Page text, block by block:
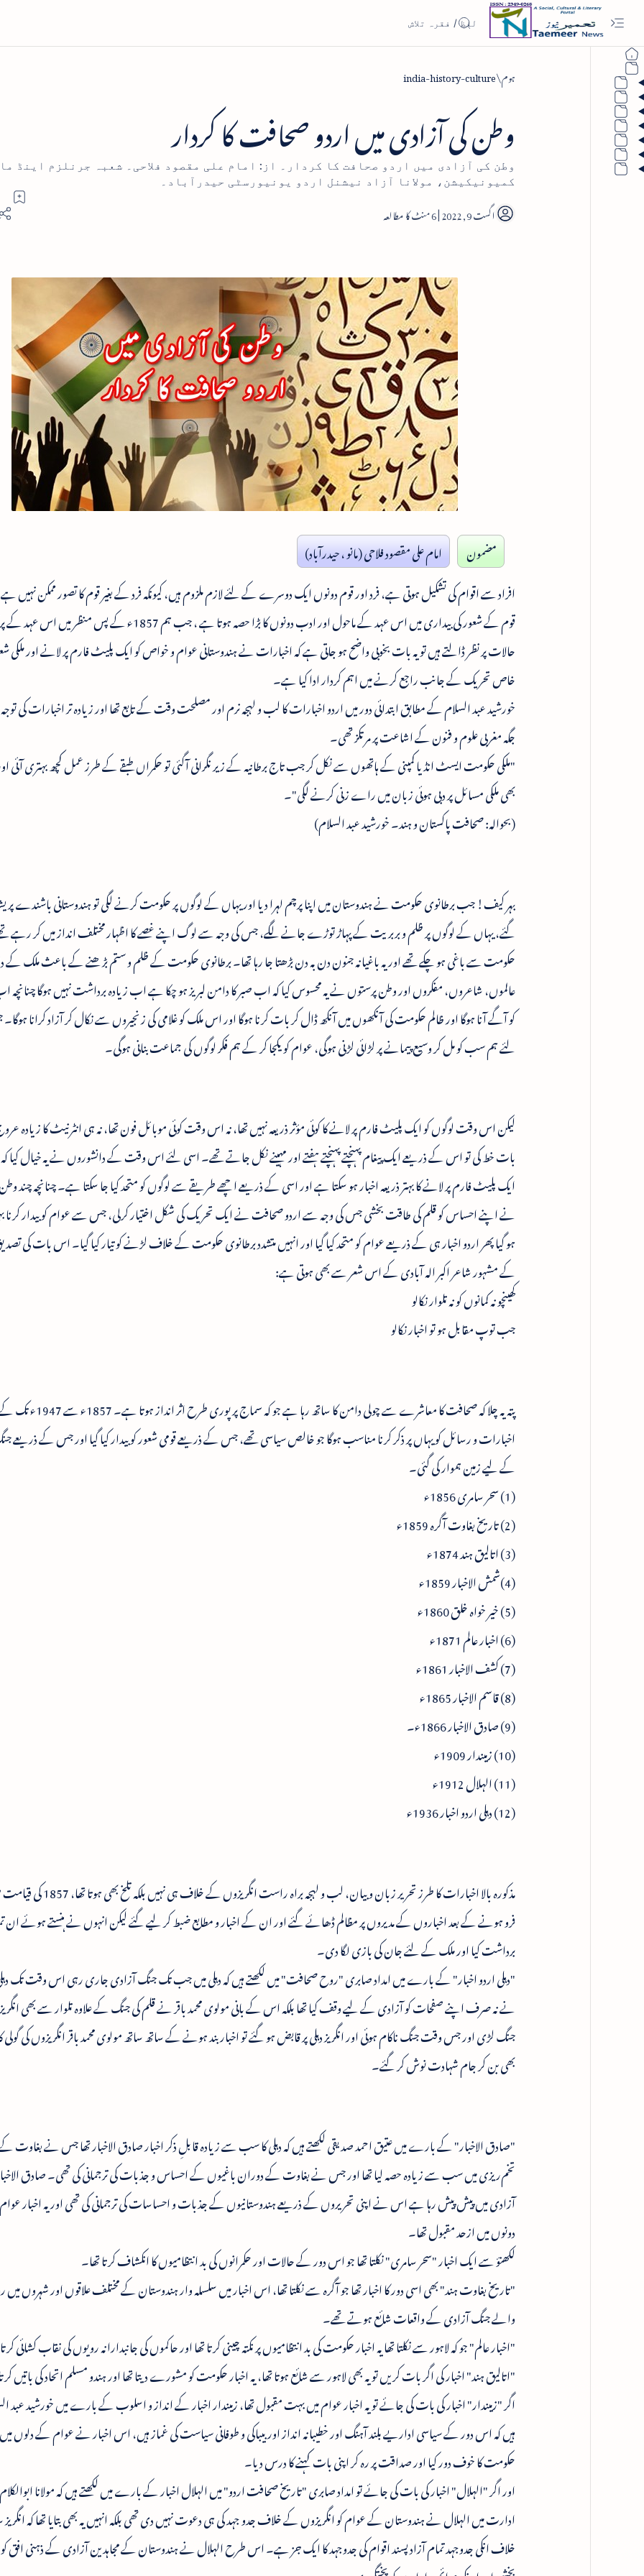
ہوم india-history-culture
وطن کی آزادی میں اردو صحافت کا کردار
وطن کی آزادی میں اردو صحافت کا کردار۔ از: امام علی مقصود فلاحی۔ شعبہ جرنلزم اینڈ
کمیونیکیشن، مولانا آزاد نیشنل اردو یونیورسٹی حیدرآباد۔
6
مضمون
امام علی مقصود فلاحی (مانو ، حیدرآباد)
افراد سے اقوام کی تشکیل ہوتی ہے، فرد اور قوم دونوں ایک دوسرے کے لئے لازم ملزوم ہیں، کیونکہ فرد کے بغیر قوم کا تصور ممکن نہیں
قوم کے شعور کی بیداری میں اس عہد کے ماحول اور ادب دونوں کا بڑا حصہ ہوتا ہے ، جب ہم 1857ء کے پس
حالات پر نظر ڈالتے ہیں تو یہ بات بخوبی واضح ہو جاتی ہے کہ اخبارات نے ہندوستانی عوام و خواص کو ایک پلیٹ فارم پر لانے اور ملکی
خاص تحریک کے جانب راجع کرنے میں اہم کردار ادا کیا ہے۔
خورشید عبد السلام کے مطابق ابتدائی دور میں اردو اخبارات کا لب و لہجہ نرم اور مصلحت وقت کے تابع تھا اور زیادہ تر اخبارات کی
جگہ مغربی علوم و فنون کے اشاعت پر مرتکز تھی۔
"ملکی حکومت ایسٹ انڈیا کمپنی کے ہاتھوں سے نکل کر جب تاج برطانیہ کے زیر نگرانی آگئی تو حکمراں طبقے کے طرز عمل کچھ بہتری آئی
بھی ملکی مسائل پر دبی ہوئی زبان میں راے زنی کرنے لگی"۔
(بحوالہ: صحافت پاکستان و ہند۔ خورشید عبد السلام)
بہر کیف! جب برطانوی حکومت نے ہندوستان میں اپنا پرچم لہرا دیا اور یہاں کے لوگوں پر حکومت کرنے لگی تو ہندوستانی باشندے
گئے، یہاں کے لوگوں پر ظلم و بربریت کے پہاڑ توڑے جانے لگے، جس کی وجہ سے لوگ اپنے غصے کا اظہار مختلف انداز میں کر رہے
حکومت سے باغی ہو چکے تھے‌ اور یہ باغیانہ جنون دن بہ دن بڑھتا جا رہا تھا۔ برطانوی حکومت کے ظلم و ستم بڑھنے کے باعث ملک کے
عالموں، شاعروں، مفکروں اور وطن پرستوں نے یہ محسوس کیا کہ اب صبر کا دامن لبریز ہو چکا ہے اب زیادہ برداشت نہیں ہوگا
کو آگے آنا ہوگا اور ظالم حکومت کی آنکھوں میں آنکھ ڈال کر بات کرنا ہوگا اور اس ملک کو غلامی کی زنجیروں سے نکال کر آزاد کرانا
لئے ہم سب کو مل کر وسیع پیمانے پر لڑائی لڑنی ہوگی، عوام کو یکجا کر کے ہم فکر لوگوں کی جماعت بنانی ہوگی۔
لیکن اس وقت لوگوں کو ایک پلیٹ فارم پر لانے کا کوئی مؤثر ذریعہ نہیں تھا، نہ اس وقت کوئی موبائل فون تھا، نہ ہی انٹرنیٹ کا زیادہ
بات خط کی تو اس کے ذریعے ایک پیغام پہنچتے پہنچتے ہفتے اور مہینے نکل جاتے تھے۔ اسی لئے اس وقت کے دانشوروں نے یہ خیال کیا
ایک پلیٹ فارم پر لانے کا بہتر ذریعہ اخبار ہو سکتا ہے اور اسی کے ذریعے اچھے طریقے سے لوگوں کو متحد کیا جا سکتا ہے۔ چنانچہ چند
نے اپنے احساس کو قلم کی طاقت بخشی جس کی وجہ سے اردو صحافت نے ایک تحریک کی شکل اختیار کرلی، جس سے عوام کو بیدار
ہو گیا پھر اردو اخبار ہی کے ذریعے عوام کو متحد کیا گیا اور انہیں متشدد برطانوی حکومت کے خلاف لڑنے کو تیار کیا گیا۔ اس بات کی
کے مشہور شاعر اکبر الہ آبادی کے اس شعر سے بھی ہوتی ہے:
کھینچو نہ کمانوں کو نہ تلوار نکالو
جب توپ مقابل ہو تو اخبار نکالو
پتہ یہ چلا کہ صحافت کا معاشرے سے چولی دامن کا ساتھ رہا
اخبارات و رسائل کو یہاں پر ذکر کرنا مناسب ہوگا جو خالص سیاسی تھے، جس کے ذریعے قومی شعور کو بیدار کیا گیا اور جس کے ذریعے
کے لیے زمین ہموار کی گئی۔
(1) سحر سامری 1856ء
(2) تاریخ بغاوت آگرہ 1859ء
(3) اتالیق ہند 1874ء
(4)شمش الاخبار 1859ء
(5) خیر خواہ خلق 1860ء
(6) اخبار عالم 1871ء
(7) کشف الاخبار 1861ء
(8) قاسم الاخبار 1865ء
(9) صادق الاخبار 1866ء۔
(10) زمیندار 1909ء
(11) الہلال 1912ء
(12) دہلی اردو اخبار 1936ء
مذکورہ بالا اخبارات کا طرز تحریر‌ زبان و بیان،‌ لب و لہجہ
فرو ہونے کے بعد اخباروں کے مدیروں پر مظالم ڈھائے گئے اور ان کے اخبار و مطابع ضبط کر لیے گئے لیکن انہوں نے ہنستے ہوئے ان
برداشت کیا اور ملک کے لئے جان کی بازی لگا دی۔
"دہلی اردو اخبار" کے بارے میں امداد صابری "روح صحافت" میں لکھتے ہیں کہ دہلی میں جب تک جنگ آزادی جاری رہی اس وقت تک
نے نہ صرف اپنے صفحات کو آزادی کے لیے وقف کیا تھا بلکہ اس کے بانی مولوی محمد باقر نے قلم کی جنگ کے علاوہ تلوار سے بھی
جنگ لڑی اور جس وقت جنگ ناکام ہوئی اور انگریز دہلی پر قابض ہو گئے تو اخبار بند ہونے کے ساتھ ساتھ مولوی محمد باقر انگریزوں کی
بھی بن کر جام شہادت نوش کر گئے۔
"صادق الاخبار" کے بارے میں عتیق احمد صدیقی لکھتے ہیں کہ دہلی کا سب سے زیادہ قابلِ ذکر اخبار صادق الاخبار تھا جس نے بغاوت
تخم‌ریزی میں سب سے زیادہ حصہ لیا تھا اور جس نے بغاوت کے دوران باغیوں کے احساس و جذبات کی ترجمانی کی تھی۔ صادق
آزادی میں پیش پیش رہا ہے اس نے اپنی تحریروں کے ذریعے ہندوستانیوں کے جذبات و احساسات کی ترجمانی کی تھی اور یہ اخبار
دونوں میں ازحد مقبول تھا۔
لکھنؤ سے ایک اخبار "سحر سامری" نکلتا تھا جو اس دور کے حالات اور حکمرانوں کی بد انتظامیوں کا انکشاف کرتا تھا۔
"تاریخ بغاوت ہند" بھی اسی دور کا اخبار تھا جو آگرہ سے نکلتا تھا، اس اخبار میں سلسلہ وار ہندوستان کے مختلف علاقوں اور شہروں
والے جنگ آزادی کے واقعات شائع ہوتے تھے۔
"اخبار عالم" جو کہ لاہور سے نکلتا تھا یہ اخبار حکومت کی بد انتظامیوں پر نکتہ چینی کرتا تھا اور حاکموں کی جانبدارانہ رویوں کی نقاب کشائی
"اتالیق ہند" اخبار کی اگر بات کریں تو یہ بھی لاہور سے شائع ہوتا تھا، یہ اخبار حکومت کو مشورے دیتا تھا اور ہندو مسلم اتحاد کی باتیں
اگر "زمیندار" اخبار کی بات کی جائے تو یہ اخبار عوام میں بہت مقبول تھا، زمیندار اخبار کے انداز و اسلوب کے بارے میں خورشید عبد
ہیں کہ اس دور کے سیاسی اداریے بلند آہنگ اور خطیبانہ انداز اور بیباکی و طوفانی سیاست کی غماز ہیں، اس اخبار نے عوام کے دلوں میں
حکومت کا خوف دور کیا اور صداقت پر رہ کر اپنی بات کہنے کا درس دیا۔
اور اگر "الہلال" اخبار کی بات کی جائے تو امداد صابری "تاریخ صحافت اردو" میں الہلال اخبار کے بارے میں لکھتے ہیں کہ مولانا
ادارت میں الہلال نے ہندوستان کے عوام کو انگریزوں کے خلاف جدو جہد کی ہی دعوت نہیں دی تھی بلکہ انہیں یہ بھی بتایا تھا کہ
خلاف انکی جدوجہد تمام آزاد پسند اقوام کی جدوجہد کا ایک جز ہے۔ اس طرح الہلال نے ہندوستان کے مجاہدین آزادی کے ذہنی